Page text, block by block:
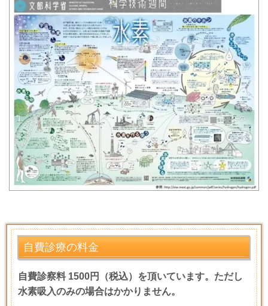
自費診療の料金
自費診察料 1500円（税込）を頂いています。ただし
水素吸入のみの場合はかかりません。